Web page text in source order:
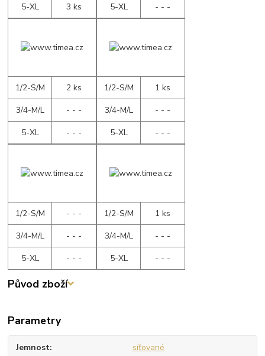
5-XL
3 ks
5-XL
- - -
1/2-S/M
2 ks
3/4-M/L
- - -
5-XL
- - -
1/2-S/M
1 ks
3/4-M/L
- - -
5-XL
- - -
1/2-S/M
- - -
3/4-M/L
- - -
5-XL
- - -
1/2-S/M
1 ks
3/4-M/L
- - -
5-XL
- - -
Původ zboží
Parametry
Jemnost síťované